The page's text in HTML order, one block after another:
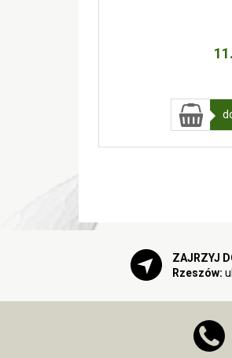
11
ZAJRZYJ
Rzeszów: